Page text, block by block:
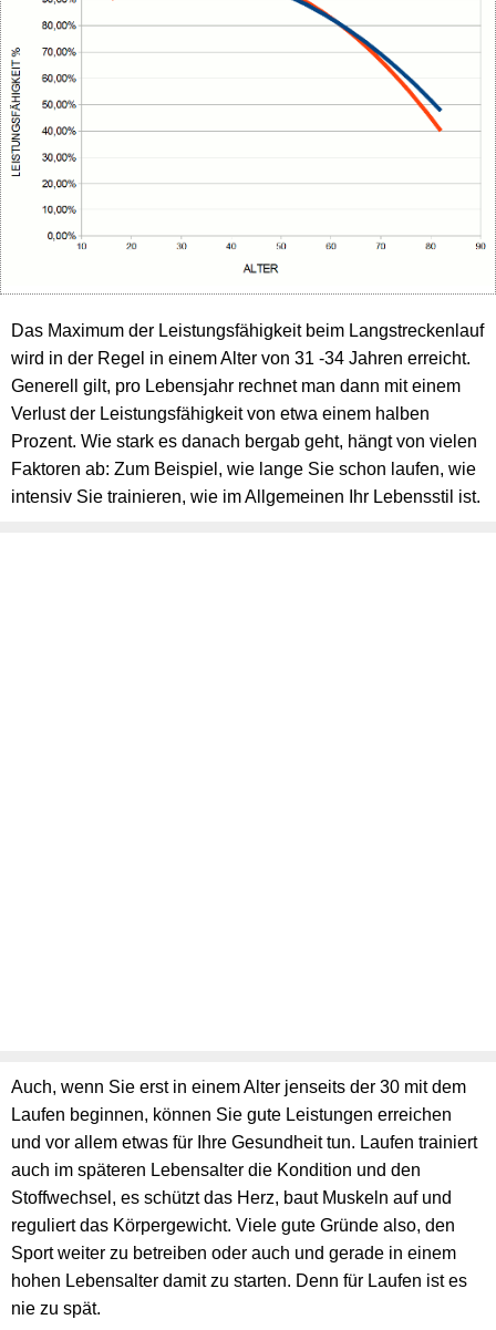
Das Maximum der Leistungsfähigkeit beim Langstreckenlauf
wird in der Regel in einem Alter von 31 -34 Jahren erreicht.
Generell gilt, pro Lebensjahr rechnet man dann mit einem
Verlust der Leistungsfähigkeit von etwa einem halben
Prozent. Wie stark es danach bergab geht, hängt von vielen
Faktoren ab: Zum Beispiel, wie lange Sie schon laufen, wie
intensiv Sie trainieren, wie im Allgemeinen Ihr Lebensstil ist.
Auch, wenn Sie erst in einem Alter jenseits der 30 mit dem
Laufen beginnen, können Sie gute Leistungen erreichen
und vor allem etwas für Ihre Gesundheit tun. Laufen trainiert
auch im späteren Lebensalter die Kondition und den
Stoffwechsel, es schützt das Herz, baut Muskeln auf und
reguliert das Körpergewicht. Viele gute Gründe also, den
Sport weiter zu betreiben oder auch und gerade in einem
hohen Lebensalter damit zu starten. Denn für Laufen ist es
nie zu spät.